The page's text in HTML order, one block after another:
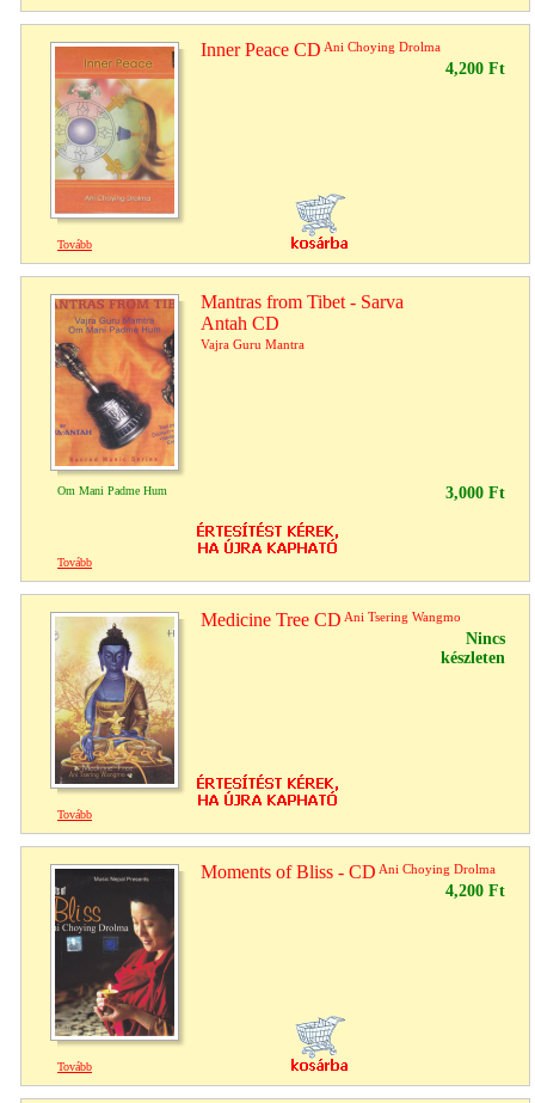
Inner Peace CD Ani Choying Drolma
4,200 Ft
Tovább
Mantras from Tibet - Sarva
Antah CD
Vajra Guru Mantra
Om Mani Padme Hum 3,000 Ft
Tovább
Medicine Tree CD Ani Tsering Wangmo
Nincs
készleten
Tovább
Moments of Bliss - CD Ani Choying Drolma
4,200 Ft
Tovább